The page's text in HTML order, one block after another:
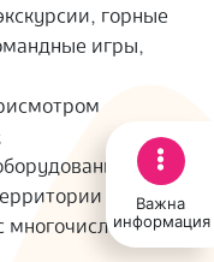
Важна
информация
горные
игры,
отеля;
многочисленными